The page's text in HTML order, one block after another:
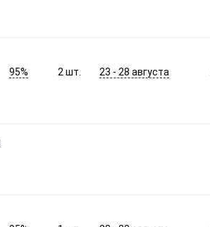
95% 2 шт. 23 - 28 августа